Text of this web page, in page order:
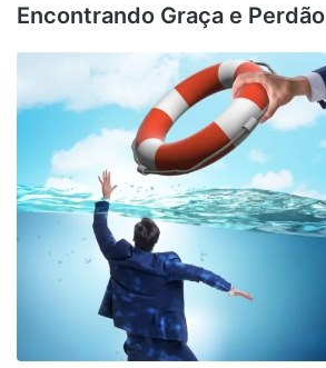
Encontrando Graça e Perdão